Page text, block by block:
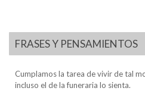
FRASES Y PENSAMIENTOS
Cumplamos la tarea de vivir de tal
incluso el de la funeraria lo sienta.